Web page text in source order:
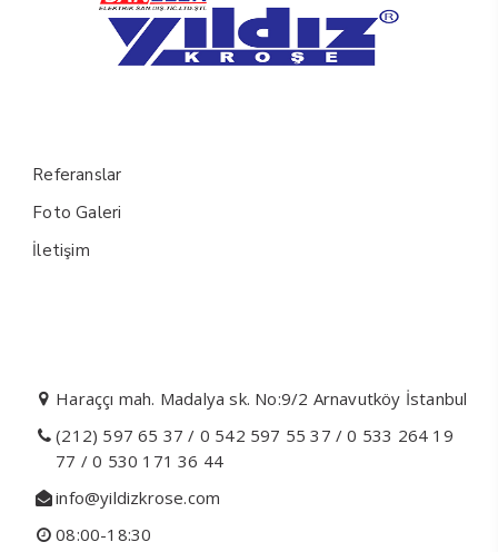
Referanslar
Foto Galeri
İletişim
Haraççı mah. Madalya sk. No:9/2 Arnavutköy İstanbul
(212) 597 65 37 / 0 542 597 55 37 / 0 533 264 19
77 / 0 530 171 36 44
info@yildizkrose.com
08:00-18:30